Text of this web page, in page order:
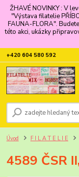
ŽHAVÉ NOVINKY : V
"Výstava filatelie
FAUNA-FLORA".
této akci, ukázky
+420 604 580 592
Úvod F I L A T E L I E
4589 ČSR